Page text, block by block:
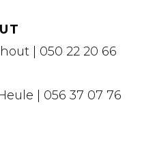
| 050 22 20 66
| 056 37 07 76